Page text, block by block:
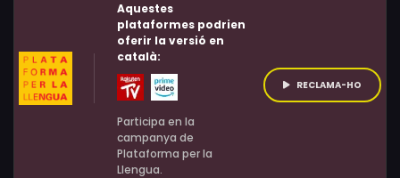
Aquestes
plataformes podrien
oferir la versió en
català:
Participa en la
campanya de
Plataforma per la
Llengua.
RECLAMA-HO